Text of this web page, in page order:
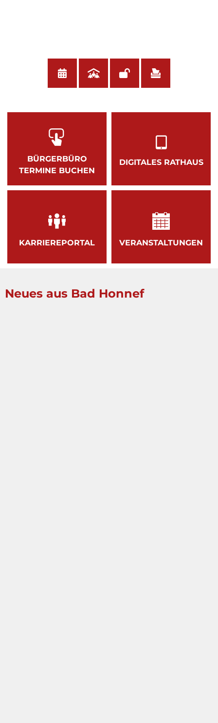
BÜRGERBÜRO
TERMINE BUCHEN
DIGITALES RATHAUS
KARRIEREPORTAL VERANSTALTUNGEN
Neues aus Bad Honnef